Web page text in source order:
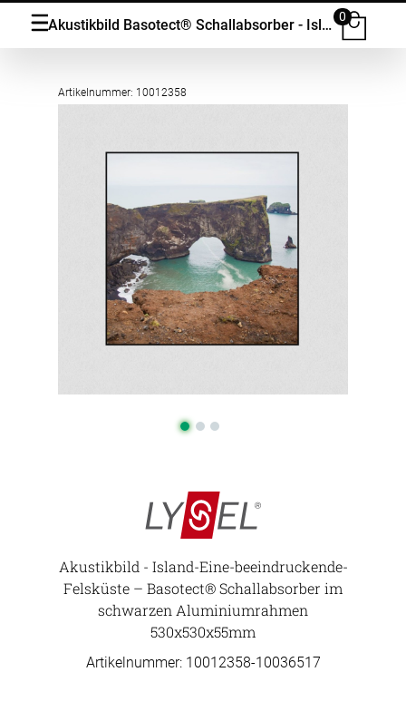
Akustikbild Basotect® Schallabsorber - Island-Eine-beeindruckende-Felsküste in vielen Grössen
0
Artikelnummer: 10012358
Akustikbild - Island-Eine-beeindruckende-
Felsküste – Basotect® Schallabsorber im
schwarzen Aluminiumrahmen
530x530x55mm
Artikelnummer: 10012358-10036517